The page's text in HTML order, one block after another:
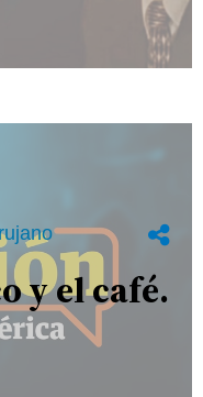
y el café.